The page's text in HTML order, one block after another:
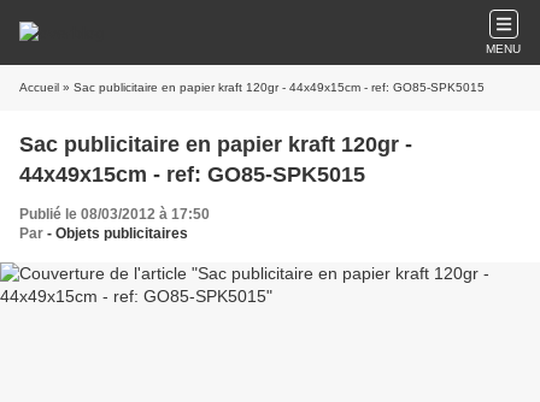
MENU
Accueil » Sac publicitaire en papier kraft 120gr - 44x49x15cm - ref: GO85-SPK5015
Sac publicitaire en papier kraft 120gr -
44x49x15cm - ref: GO85-SPK5015
Publié le 08/03/2012 à 17:50
Par - Objets publicitaires